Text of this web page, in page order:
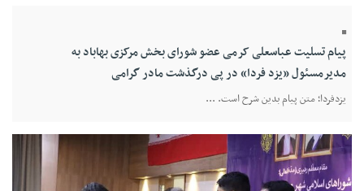
پیام تسلیت عباسعلی کرمی عضو شورای بخش مرکزی بهاباد به
مدیرمسئول «یزد فردا» در پی درگذشت مادر گرامی
یزدفردا؛ متن پیام بدین شرح است. ...